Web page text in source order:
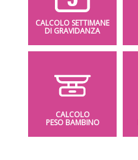
CALCOLO SETTIMANE
DI GRAVIDANZA
CALCOLO
PESO BAMBINO